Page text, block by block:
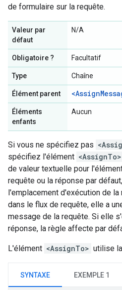
de formulaire sur la requête.
Valeur par
défaut
N/A
Obligatoire ? Facultatif
Type Chaîne
Élément parent
Éléments
enfants
Aucun
Si vous ne spécifiez pas
spécifiez l'élément <AssignTo>
de valeur textuelle pour
requête ou la réponse par
l'emplacement d'exécution de
dans le flux de requête, elle a
message de la requête. Si elle
réponse, la règle affecte par
L'élément <AssignTo> utilise
SYNTAXE EXEMPLE 1